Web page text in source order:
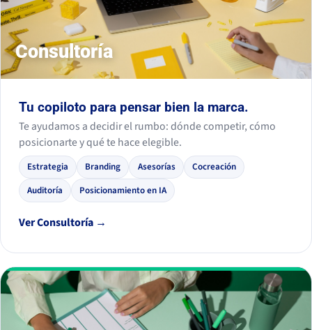
Consultoría
Tu copiloto para pensar bien la marca.
Te ayudamos a decidir el rumbo: dónde competir, cómo
posicionarte y qué te hace elegible.
Estrategia Branding Asesorías
Cocreación
Auditoría
Posicionamiento en IA
Ver Consultoría →